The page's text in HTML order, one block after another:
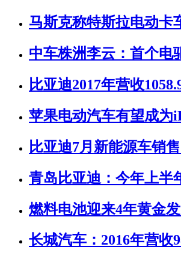
马斯克称特斯拉电动卡
中车株洲李云：首个电
比亚迪2017年营收
苹果电动汽车有望成为
比亚迪7月新能源车销
青岛比亚迪：今年上半
燃料电池迎来4年黄金
长城汽车：2016年营收